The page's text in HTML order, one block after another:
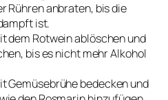
Rühren anbraten, bis die
ist.
dem Rotwein ablöschen und
bis es nicht mehr Alkohol
Gemüsebrühe bedecken und